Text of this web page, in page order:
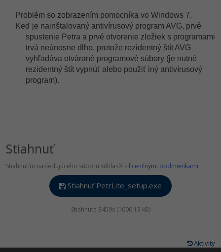
Problém so zobrazením pomocníka vo Windows 7.
Keď je nainštalovaný antivírusový program AVG, prvé
spustenie Petra a prvé otvorenie zložiek s programami
trvá neúnosne dlho, pretože rezidentný štít AVG
vyhľadáva otvárané programové súbory (je nutné
rezidentný štít vypnúť alebo použiť iný antivírusový
program).
Stiahnuť
Stiahnutím nasledujúceho súboru súhlasíš s licenčnými podmienkami
Stiahnuť PetrLite_setup.exe
Stiahnuté 3459x (1000.13 kB)
Aktivity